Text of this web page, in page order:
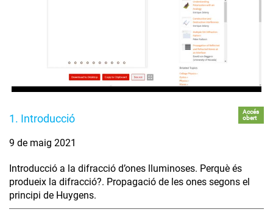
1. Introducció
Accés
obert
9 de maig 2021
Introducció a la difracció d’ones lluminoses. Perquè és
produeix la difracció?. Propagació de les ones segons el
principi de Huygens.